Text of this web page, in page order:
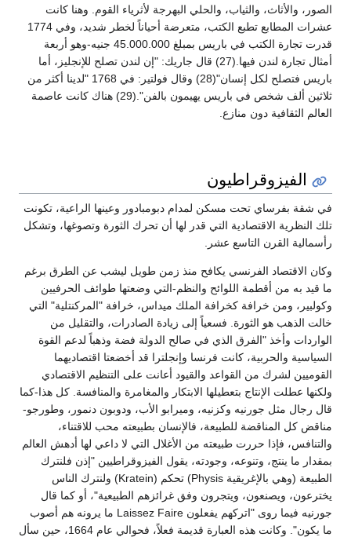
الصور، والأثاث، والثياب، والحلي البهرجة لأثرياء القوم. وهنا كانت
عشرات المطابع تطبع الكتب، متعرضة أحياناً لخطر شديد، وفي 1774
قدرت تجارة الكتب في باريس بمبلغ 45.000.000 جنيه-وهو أربعة
أمثال تجارة لندن فيها.(27) قال جاريك: "إن لندن تصلح للإنجليز، أما
باريس فتصلح لكل إنسان"(28) وقال فولتير: في 1768 "لدينا أكثر من
ثلاثين ألف شخص في باريس يهيمون بالفن".(29) هناك كانت عاصمة
العالم الثقافية دون منازع.
الفيزوقراطيون
في شقة بفرساي تحت مسكن لمدام دبومبادور وعينها الراعية، تكونت
تلك النظرية الاقتصادية التي قدر لها أن تحرك الثورة وتصوغها، وتشكل
رأسمالية القرن التاسع عشر.
وكان الاقتصاد الفرنسي يكافح منذ زمن طويل ليشب عن الطرق برغم
ما قيد به من أقطمة اللوائح والنظم-التي وضعتها طوائف الحرفيين
وكولبير، ومن خرافة كخرافة الملك ميداس، خرافة "المركنتلية" التي
خالت الذهب هو الثورة. فسعياً إلى زيادة الصادرات، والتقليل من
الواردات وأخذ "الفرق الذي في صالح الدولة فضة وذهباً لدعم القوة
السياسية والحربية، كانت فرنسا وإنجلترا قد أخضعتا اقتصاديهما
القوميين لشرك من القواعد والقيود أعانت على التنظيم الاقتصادي
ولكنها عطلت الإنتاج بتعطيلها الابتكار والمغامرة والمنافسة. كل هذا-كما
قال رجال مثل جورنيه وكزنيه، وميرابو الأب، ودوبون دنمور، وطورجو-
مناقض كل المناقضة للطبيعة، فالإنسان بطبيعته محب للاقتناء،
والتنافس، فإذا حررت طبيعته من الأغلال التي لا داعي لها أدهش العالم
بمقدار ما ينتج، وتنوعه، وجودته، يقول الفيزوقراطيين "إذن فلنترك
الطبيعة (وهي بالإغريقية Physis) تحكم (Kratein) ولنترك الناس
يخترعون، ويصنعون، ويتجرون وفق غرائزهم الطبيعية"، أو كما قال
جورنيه فيما روى "اتركهم يفعلون Laissez Faire ما يرونه هم أصوب
ما يكون". وكانت هذه العبارة قديمة فعلاً، فحوالي عام 1664، حين سأل